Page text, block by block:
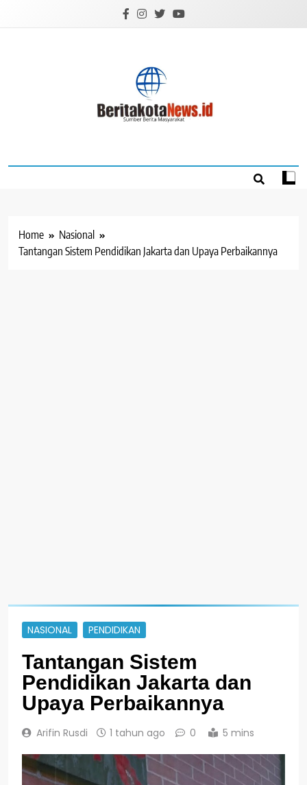
Home
Nasional
Tantangan Sistem Pendidikan Jakarta dan Upaya Perbaikannya
NASIONAL PENDIDIKAN
Tantangan Sistem
Pendidikan Jakarta dan
Upaya Perbaikannya
Arifin Rusdi 1 tahun ago 0 5 mins